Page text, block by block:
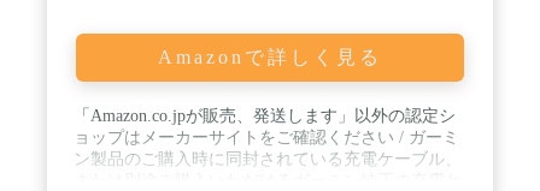
Amazonで詳しく見る
「Amazon.co.jpが販売、発送します」以外の認定シ
ョップはメーカーサイトをご確認ください / ガーミ
ン製品のご購入時に同封されている充電ケーブル、